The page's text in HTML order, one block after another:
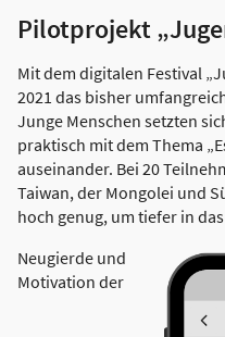
Pilotprojekt
Mit dem digitalen Festival
2021 das bisher
Junge Menschen setzten
praktisch mit dem Thema
auseinander. Bei 20
Taiwan, der Mongolei und
hoch genug, um tiefer in
Neugierde und
Motivation der